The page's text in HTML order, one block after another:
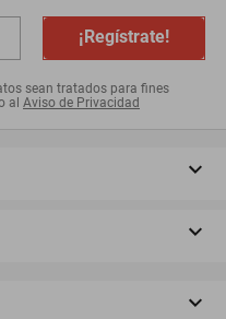
¡Regístrate!
sean tratados para fines
al Aviso de Privacidad